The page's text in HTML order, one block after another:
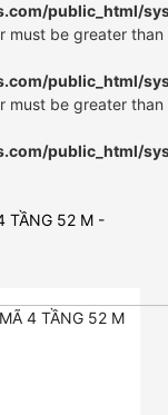
public_html/
must be greater than
public_html/
must be greater than
public_html/
TẦNG 52 M -